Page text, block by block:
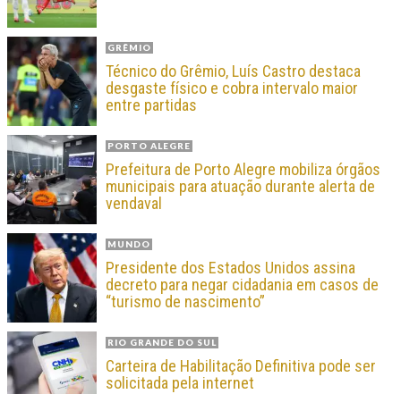
GRÊMIO
Técnico do Grêmio, Luís Castro destaca
desgaste físico e cobra intervalo maior
entre partidas
PORTO ALEGRE
Prefeitura de Porto Alegre mobiliza órgãos
municipais para atuação durante alerta de
vendaval
MUNDO
Presidente dos Estados Unidos assina
decreto para negar cidadania em casos de
“turismo de nascimento”
RIO GRANDE DO SUL
Carteira de Habilitação Definitiva pode ser
solicitada pela internet